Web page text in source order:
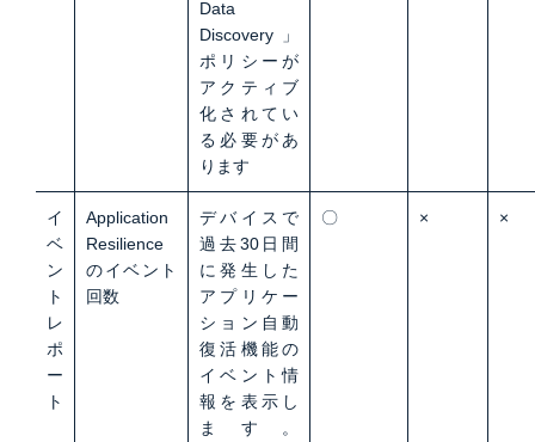
Data
Discovery」
ポリシーが
アクティブ
化されてい
る必要があ
ります
イ
ベ
ン
ト
レ
ポ
ー
ト
Application
Resilience
のイベント
回数
デバイスで
過去30日間
に発生した
アプリケー
ション自動
復活機能の
イベント情
報を表示し
ます。
〇 × ×